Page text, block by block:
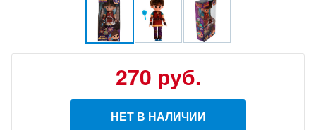
270 руб.
НЕТ В НАЛИЧИИ